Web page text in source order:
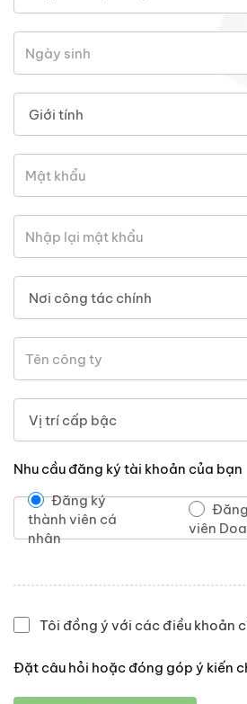
Nhu cầu đăng ký tài khoản của bạn
Đăng ký
thành viên cá
nhân
viên
Tôi đồng ý với các điều khoản
Đặt câu hỏi hoặc đóng góp ý kiến